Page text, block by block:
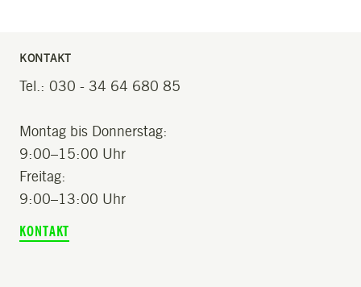
KONTAKT
Tel.: 030 - 34 64 680 85
Montag bis Donnerstag:
9:00–15:00 Uhr
Freitag:
9:00–13:00 Uhr
KONTAKT